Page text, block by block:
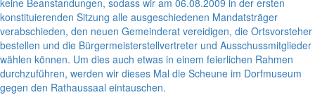
konstituierenden Sitzung alle ausgeschiedenen Mandatsträger
verabschieden, den neuen Gemeinderat vereidigen, die Ortsvorsteher
bestellen und die Bürgermeisterstellvertreter und Ausschussmitglieder
wählen können. Um dies auch etwas in einem feierlichen Rahmen
durchzuführen, werden wir dieses Mal die Scheune im Dorfmuseum
gegen den Rathaussaal eintauschen.